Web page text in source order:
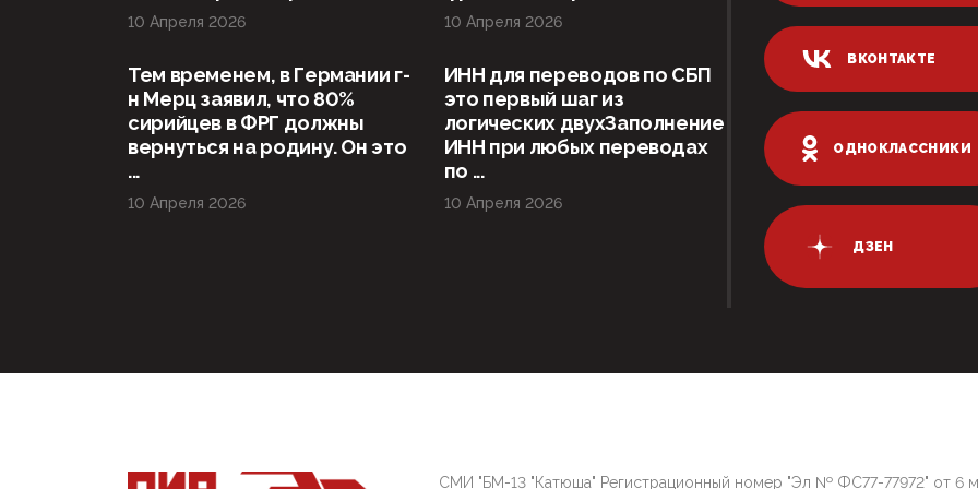
10 Апреля 2026 10 Апреля 2026
Тем временем, в Германии г-
н Мерц заявил, что 80%
сирийцев в ФРГ должны
вернуться на родину. Он это
...
10 Апреля 2026
ИНН для переводов по СБП
это первый шаг из
логических двухЗаполнение
ИНН при любых переводах
по ...
10 Апреля 2026
ВКОНТАКТЕ
ОДНОКЛАССНИКИ
ДЗЕН
СМИ "БМ-13 "Катюша" Регистрационный номер "Эл № ФС77-77972" от 6